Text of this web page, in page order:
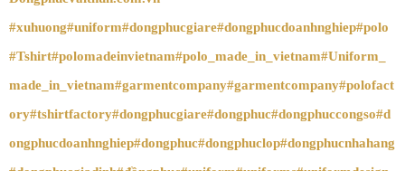
#xuhuong#uniform#dongphucgiare#dongphucdoanhnghiep#polo
#Tshirt#polomadeinvietnam#polo_made_in_vietnam#Uniform_
made_in_vietnam#garmentcompany#garmentcompany#polofact
ory#tshirtfactory#dongphucgiare#dongphuc#dongphuccongso#d
ongphucdoanhnghiep#dongphuc#dongphuclop#dongphucnhahang